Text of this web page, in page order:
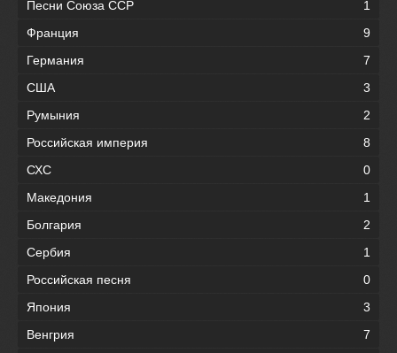
Песни Союза ССР
1
Франция
9
Германия
7
США
3
Румыния
2
Российская империя
8
СХС
0
Македония
1
Болгария
2
Сербия
1
Российская песня
0
Япония
3
Венгрия
7